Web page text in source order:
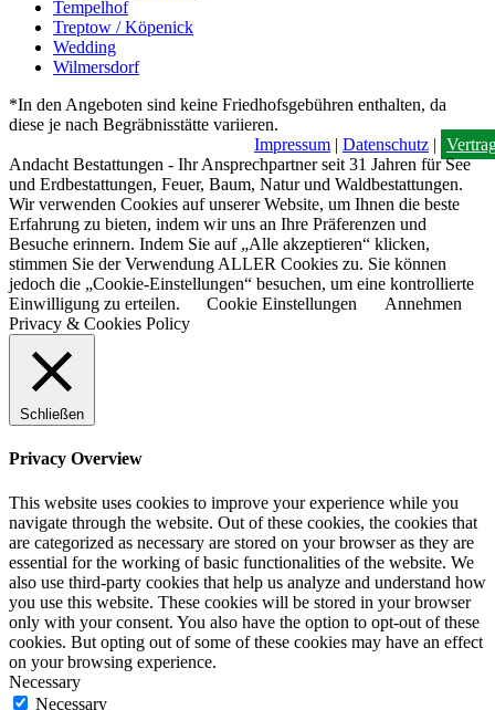
Tempelhof
Treptow / Köpenick
Wedding
Wilmersdorf
*In den Angeboten sind keine Friedhofsgebühren enthalten, da
diese je nach Begräbnisstätte variieren.
Impressum | Datenschutz |
Andacht Bestattungen - Ihr Ansprechpartner seit 31 Jahren für See
und Erdbestattungen, Feuer, Baum, Natur und Waldbestattungen.
Wir verwenden Cookies auf unserer Website, um Ihnen die beste
Erfahrung zu bieten, indem wir uns an Ihre Präferenzen und
Besuche erinnern. Indem Sie auf „Alle akzeptieren“ klicken,
stimmen Sie der Verwendung ALLER Cookies zu. Sie können
jedoch die „Cookie-Einstellungen“ besuchen, um eine kontrollierte
Einwilligung zu erteilen.
Cookie Einstellungen
Annehmen
Privacy & Cookies Policy
Schließen
Privacy Overview
This website uses cookies to improve your experience while you
navigate through the website. Out of these cookies, the cookies that
are categorized as necessary are stored on your browser as they are
essential for the working of basic functionalities of the website. We
also use third-party cookies that help us analyze and understand how
you use this website. These cookies will be stored in your browser
only with your consent. You also have the option to opt-out of these
cookies. But opting out of some of these cookies may have an effect
on your browsing experience.
Necessary
Necessary